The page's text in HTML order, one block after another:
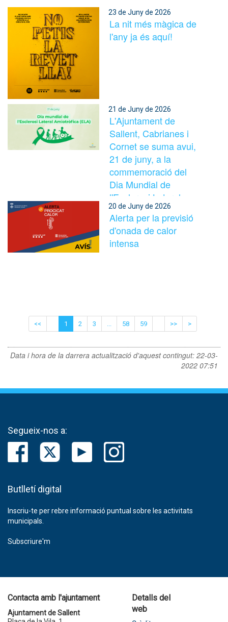
23 de Juny de 2026
La nit més màgica de
l'any ja és aquí!
21 de Juny de 2026
L'Ajuntament de
Sallent, Cabrianes i
Cornet se suma avui,
21 de juny, a la
commemoració del
Dia Mundial de
l'Esclerosi Lateral
Amiotròfica (ELA).
20 de Juny de 2026
Alerta per la previsió
d'onada de calor
intensa
<< 1 2 3 ... 58 59 >> >
Data i hora de la darrera actualització d'aquest contingut: 22-03-
2022 07:51
Segueix-nos a:
Butlletí digital
Inscriu-te per rebre informació puntual sobre les activitats
municipals.
Subscriure'm
Contacta amb l'ajuntament
Ajuntament de Sallent
Detalls del
web